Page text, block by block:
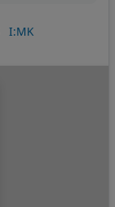
I:MK